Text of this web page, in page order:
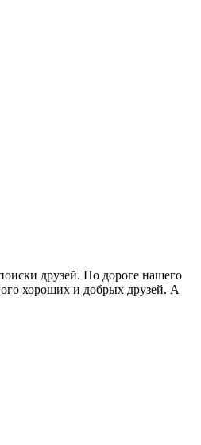
друзей. По дороге нашего
хороших и добрых друзей. А